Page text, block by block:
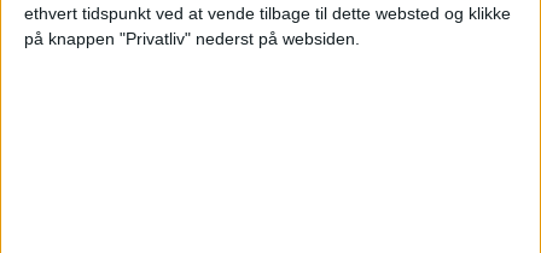
ethvert tidspunkt ved at vende tilbage til dette websted og klikke
på knappen "Privatliv" nederst på websiden.